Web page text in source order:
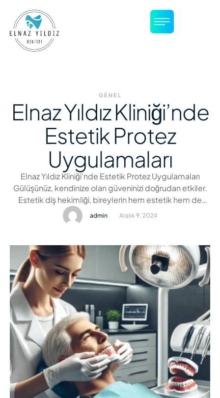
GENEL
Elnaz Yıldız Kliniği’nde
Estetik Protez
Uygulamaları
Elnaz Yıldız Kliniği’nde Estetik Protez Uygulamaları
Gülüşünüz, kendinize olan güveninizi doğrudan etkiler.
Estetik diş hekimliği, bireylerin hem estetik hem de
fonksiyonel ihtiyaçlarını karşılayan önemli bir alandır.
Alanya'da bu alandaki en güvenilir adreslerden biri de
uygulamaları, hem doğal hem de estetik bir gülüşe
sahip olmak isteyenler için modern diş hekimliğinin …
admin Aralık 9, 2024